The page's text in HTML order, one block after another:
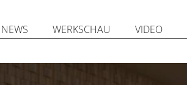
NEWS WERKSCHAU VIDEO